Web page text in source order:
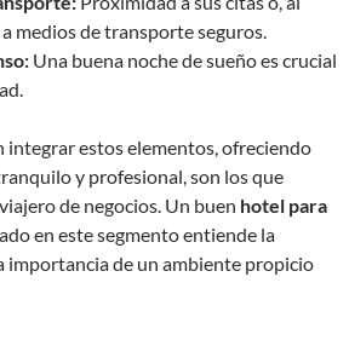
medios de transporte seguros.
Una buena noche de sueño es crucial
integrar estos elementos, ofreciendo
y profesional, son los que
de negocios. Un buen hotel para
en este segmento entiende la
importancia de un ambiente propicio